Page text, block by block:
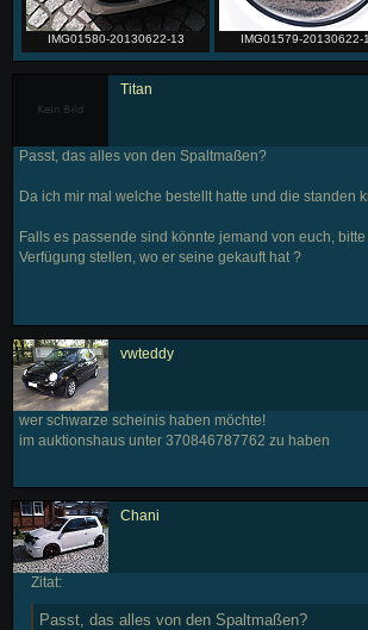
IMG01580-20130622-13 IMG01579-20130622-
Titan
Passt, das alles von den Spaltmaßen?
Da ich mir mal welche bestellt hatte und die standen
Falls es passende sind könnte jemand von euch,
Verfügung stellen, wo er seine gekauft hat ?
vwteddy
wer schwarze scheinis haben möchte!
im auktionshaus unter 370846787762 zu haben
Chani
Zitat:
Passt, das alles von den Spaltmaßen?